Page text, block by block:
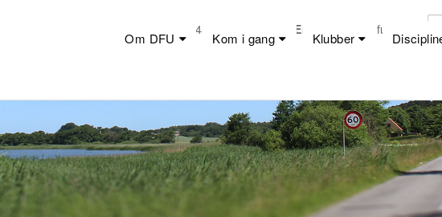
+45 23 44 20 19 Email: dfu@dfu.dk
Om DFU Kom i gang Klubber